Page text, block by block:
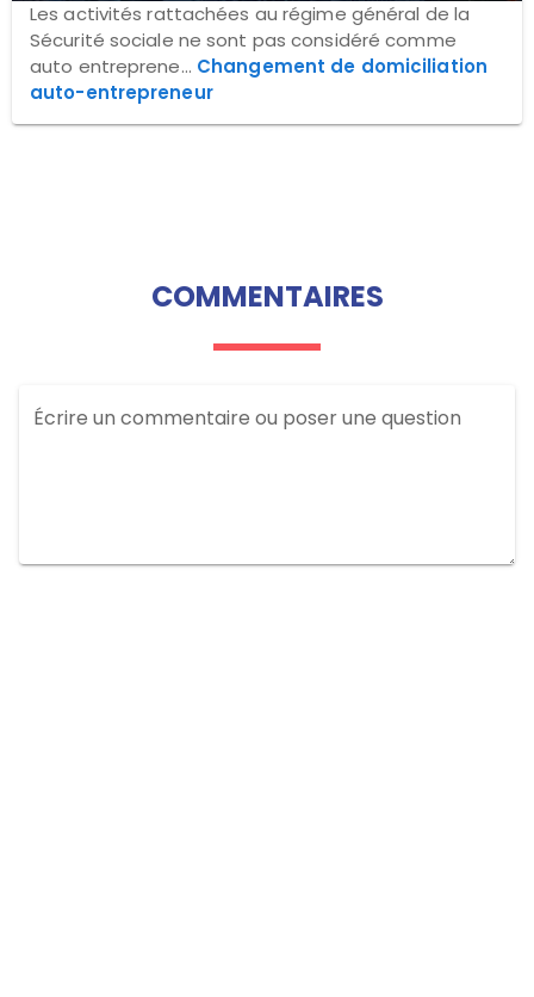
Les activités rattachées au régime général de la
Sécurité sociale ne sont pas considéré comme
auto entreprene... Changement de domiciliation
auto-entrepreneur
COMMENTAIRES
Écrire un commentaire ou poser une question